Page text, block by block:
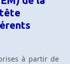
tête
à partir de